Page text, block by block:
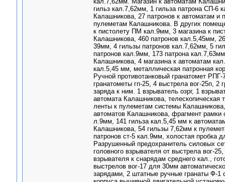
гильз кал.7,62мм, 1 гильза патрона СП-6
Калашникова, 27 патронов к автоматам
пулеметам Калашникова. В других
к пистолету ПМ кал.9мм, 3 магазина к
Калашникова, 460 патронов кал.5,45мм,
39мм, 4 гильзы патронов кал.7,62мм, 5
патронов кал.9мм, 173 патрона
Калашникова, 4 магазина к автоматам
кал.5,45 мм, металлическая патронная
Ручной противотанковый гранатомет
гранатометы гп-25, 4 выстрела вог-25п, 2
заряда к ним. 1 взрыватель озрг, 1
автомата Калашникова, телескопическая
ленты к пулеметам системы
автоматов Калашникова, фрагмент
л.9мм, 141 гильза кал.5,45 мм к
Калашникова, 54 гильзы 7,62мм к
патронов ст-5 кал.9мм, холостая пробка
Разрушенный предохранитель силовых
головного взрывателя от выстрела вог-
взрывателя к снарядам среднего кал.,
выстрелов вог-17 для 30мм
зарядами, 2 штатные ручные гранаты Ф-1